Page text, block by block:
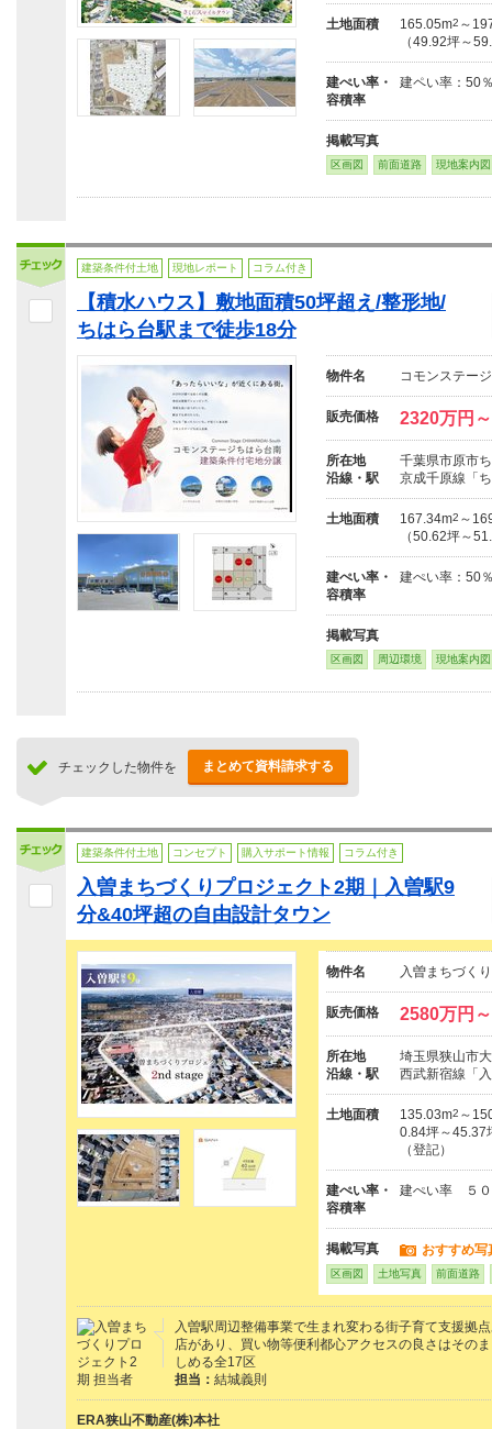
土地面積 165.05m2 ～
（49.92坪～
建ぺい率・
容積率
建ペい率：50
掲載写真
区画図 前面道路 現地案内図
建築条件付土地 現地レポート コラム付き
【積水ハウス】敷地面積50坪超え/整形地/
ちはら台駅まで徒歩18分
物件名 コモンステー
販売価格 2320万円
所在地
千葉県市原市
沿線・駅
京成千原線「
土地面積 167.34m2 ～
（50.62坪～
建ぺい率・
容積率
建ぺい率：50
掲載写真
区画図 周辺環境 現地案内図
チェックした物件を まとめて資料請求する
建築条件付土地 コンセプト 購入サポート情報 コラム付き
入曽まちづくりプロジェクト2期｜入曽駅9
分&40坪超の自由設計タウン
物件名 入曽まちづく
販売価格 2580万円
所在地
埼玉県狭山市
沿線・駅
西武新宿線「
土地面積 135.03m2 ～
0.84坪～45.37
（登記）
建ぺい率・
容積率
建ぺい率 ５
掲載写真 おすすめ写
区画図 土地写真 前面道路
入曽駅周辺整備事業で生まれ変わる街子育て支援拠
店があり、買い物等便利都心アクセスの良さはその
しめる全17区
担当： 結城義則
ERA狭山不動産(株)本社